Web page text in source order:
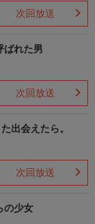
次回放送
ばれた男
次回放送
出会えたら。
次回放送
の少女